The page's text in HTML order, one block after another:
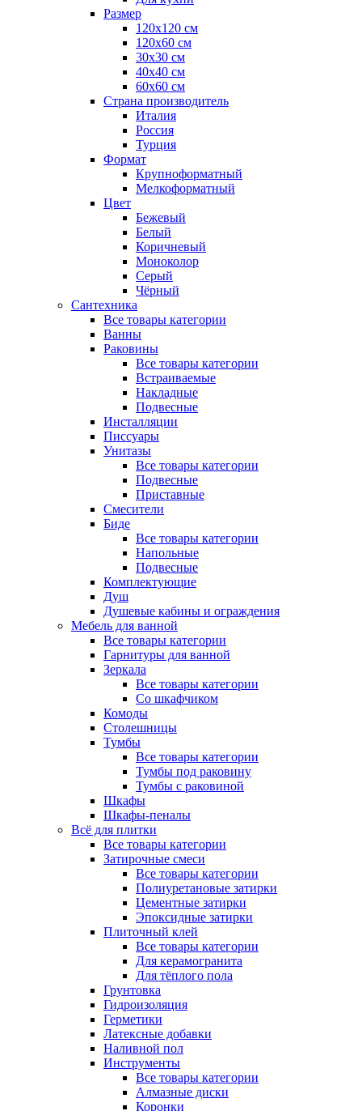
Размер
120x120 см
120x60 см
30x30 см
40x40 см
60x60 см
Страна производитель
Италия
Россия
Турция
Формат
Крупноформатный
Мелкоформатный
Цвет
Бежевый
Белый
Коричневый
Моноколор
Серый
Чёрный
Сантехника
Все товары категории
Ванны
Раковины
Все товары категории
Встраиваемые
Накладные
Подвесные
Инсталляции
Писсуары
Унитазы
Все товары категории
Подвесные
Приставные
Смесители
Биде
Все товары категории
Напольные
Подвесные
Комплектующие
Душ
Душевые кабины и ограждения
Мебель для ванной
Все товары категории
Гарнитуры для ванной
Зеркала
Все товары категории
Со шкафчиком
Комоды
Столешницы
Тумбы
Все товары категории
Тумбы под раковину
Тумбы с раковиной
Шкафы
Шкафы-пеналы
Всё для плитки
Все товары категории
Затирочные смеси
Все товары категории
Полиуретановые затирки
Цементные затирки
Эпоксидные затирки
Плиточный клей
Все товары категории
Для керамогранита
Для тёплого пола
Грунтовка
Гидроизоляция
Герметики
Латексные добавки
Наливной пол
Инструменты
Все товары категории
Алмазные диски
Коронки